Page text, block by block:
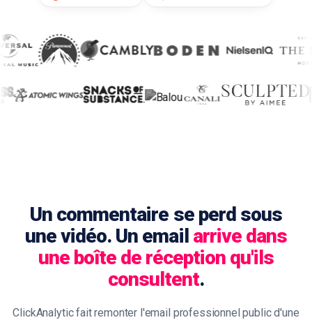
Un commentaire se perd sous
une vidéo. Un email arrive dans
une boîte de réception qu'ils
consultent.
ClickAnalytic fait remonter l'email professionnel public d'une